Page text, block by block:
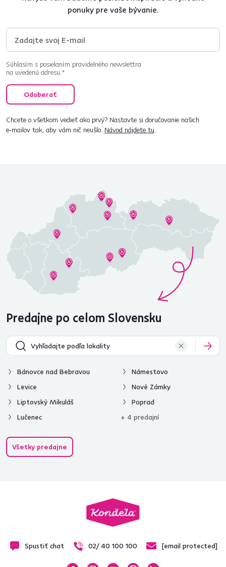
ponuky pre vaše bývanie.
Súhlasím s posielaním pravidelného newslettra
na uvedenú adresu.*
Odoberať
Chcete o všetkom vedieť ako prvý? Nastavte si doručovanie našich
e‑mailov tak, aby vám nič neušlo. Návod nájdete tu.
Predajne po celom Slovensku
Bánovce nad Bebravou
Levice
Liptovský Mikuláš
Lučenec
Námestovo
Nové Zámky
Poprad
+ 4 predajní
Všetky predajne
Spustiť chat 02/ 40 100 100 [email protected]